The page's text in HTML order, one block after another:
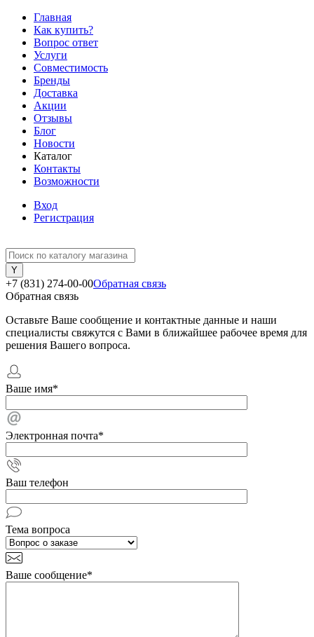
Главная
Как купить?
Вопрос ответ
Услуги
Совместимость
Бренды
Доставка
Акции
Отзывы
Блог
Новости
Каталог
Контакты
Возможности
Вход
Регистрация
+7 (831) 274-00-00Обратная связь
Обратная связь
Оставьте Ваше сообщение и контактные данные и наши
специалисты свяжутся с Вами в ближайшее рабочее время для
решения Вашего вопроса.
Ваше имя*
Электронная почта*
Ваш телефон
Тема вопроса
Ваше сообщение*